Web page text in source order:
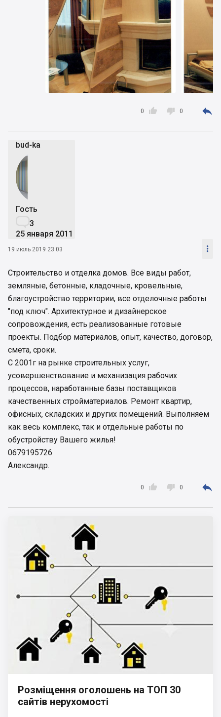
кармана каждого конкретного сотрудника,
выполняющего и контролирующего данную
работу.
Гарантийный срок (от 12 месяцев) и
послегарантийный ремонт.
Демократичная ценовая политика и гибкая
система скидок постоянным клиентам.
Широкий спектр услуг от отделки санузла до
постройки бизнес-

0  0 
bud-ka
Гость
3
25 января 2011
19 июль 2019 23:03 
Строительство и отделка домов. Все виды работ,
земляные, бетонные, кладочные, кровельные,
благоустройство территории, все отделочные работы
"под ключ". Архитектурное и дизайнерское
сопровождения, есть реализованные готовые
проекты. Подбор материалов, опыт, качество, договор,
смета, сроки.
С 2001г на рынке строительных услуг,
усовершенствование и механизация рабочих
процессов, наработанные базы поставщиков
качественных стройматериалов. Ремонт квартир,
офисных, складских и других помещений. Выполняем
как весь комплекс, так и отдельные работы по
обустройству Вашего жилья!
0679195726
Александр.

0  0 
Розміщення оголошень на ТОП 30
сайтів нерухомості